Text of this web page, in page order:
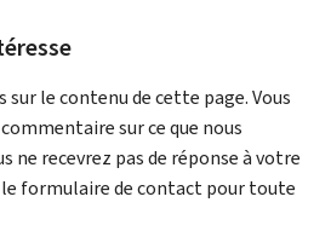
sur le contenu de cette page. Vous
sur ce que nous
ne recevrez pas de réponse à votre
formulaire de contact pour toute